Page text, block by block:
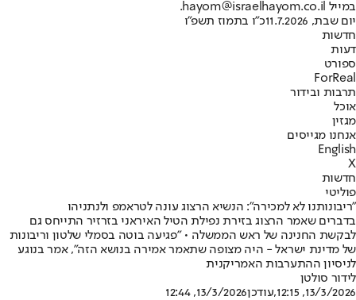
במייל hayom@israelhayom.co.il.
יום שבת, 11.7.2026
כ"ו בתמוז תשפ"ו
חדשות
דעות
ספורט
ForReal
תרבות ובידור
אוכל
מגזין
אנחנו מגייסים
English
X
חדשות
פוליטי
"ריבונותנו לא למכירה": הנשיא הרצוג עונה לטראמפ ולנתניהו
בדברים שאמר הרצוג בזירת נפילת הטיל האיראני בזרזיר התייחס גם
לבקשת החנינה של ראש הממשלה • "פגיעה בוטה בסמלי שלטון וריבונות
של מדינת ישראל - היה מצופה שתאמר אמירה בנושא הזה", אמר בנוגע
לניסיון ההתערבות האמריקנית
לידור סולטן
13/3/2026, 12:15
,עודכן13/3/2026, 12:44